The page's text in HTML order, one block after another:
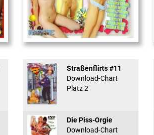
18 And Confused #8 - ...
Straßenflirts #11
Download-Chart
Platz 2
Die Piss-Orgie
Download-Chart